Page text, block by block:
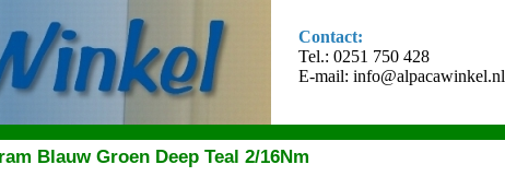
Contact:
Tel.: 0251 750 428
E-mail: info@alpacawinkel.nl
Blauw Groen Deep Teal 2/16Nm